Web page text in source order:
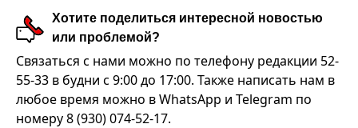
Хотите поделиться интересной новостью
или проблемой?
Связаться с нами можно по телефону редакции 52-
55-33 в будни с 9:00 до 17:00. Также написать нам в
любое время можно в WhatsApp и Telegram по
номеру 8 (930) 074-52-17.